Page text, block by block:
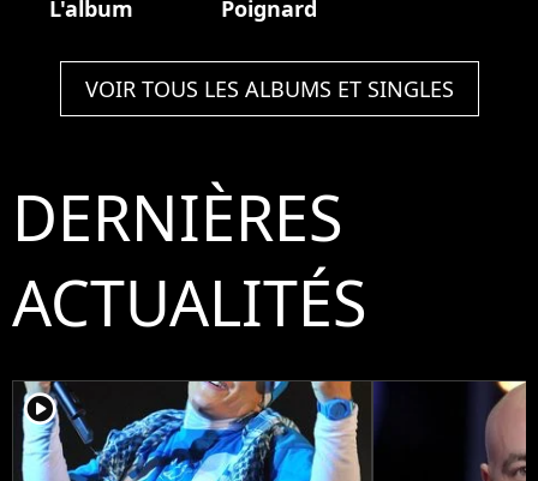
L'album
Poignard
VOIR TOUS LES ALBUMS ET SINGLES
DERNIÈRES
ACTUALITÉS
player2